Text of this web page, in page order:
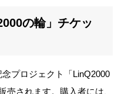
の輪」チケッ
プロジェクト「LinQ2000
売されます。購入者には、